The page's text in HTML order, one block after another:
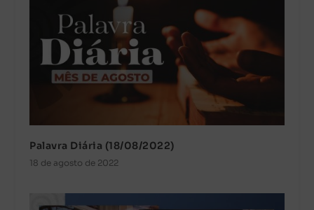
Palavra Diária (18/08/2022)
18 de agosto de 2022